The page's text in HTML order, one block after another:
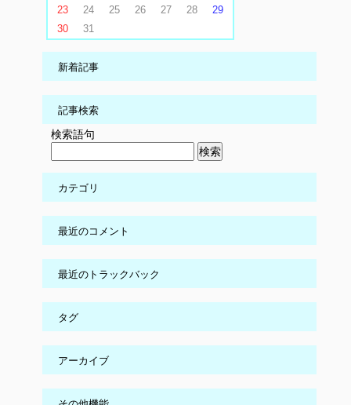
23
24 25 26 27 28
29
30
31
新着記事
記事検索
検索語句
カテゴリ
最近のコメント
最近のトラックバック
タグ
アーカイブ